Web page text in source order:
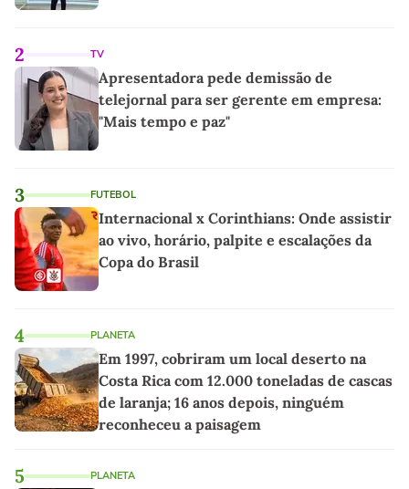
2 TV
Apresentadora pede demissão de
telejornal para ser gerente em empresa:
"Mais tempo e paz"
3 FUTEBOL
Internacional x Corinthians: Onde assistir
ao vivo, horário, palpite e escalações da
Copa do Brasil
4 PLANETA
Em 1997, cobriram um local deserto na
Costa Rica com 12.000 toneladas de cascas
de laranja; 16 anos depois, ninguém
reconheceu a paisagem
5 PLANETA